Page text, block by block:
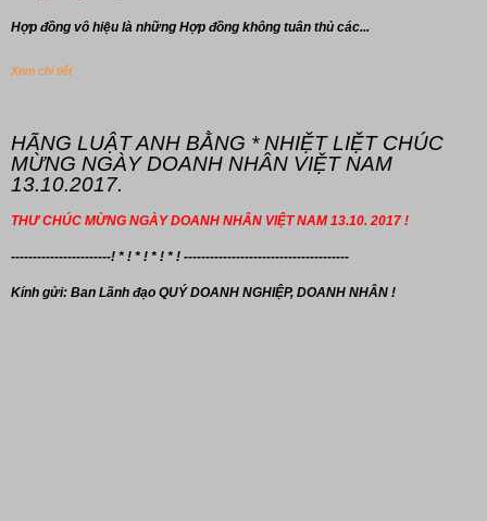
Hợp đồng vô hiệu là những Hợp đồng không tuân thủ các...
Xem chi tiết
HÃNG LUẬT ANH BẰNG * NHIỆT LIỆT CHÚC
MỪNG NGÀY DOANH NHÂN VIỆT NAM
13.10.2017.
THƯ CHÚC MỪNG NGÀY DOANH NHÂN VIỆT NAM 13.10. 2017 !
-----------------------! * ! * ! * ! * ! --------------------------------------
Kính gửi: Ban Lãnh đạo QUÝ DOANH NGHIỆP, DOANH NHÂN !